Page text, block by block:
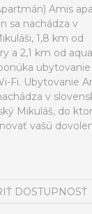
Amis
sa nachádza v
1,8 km od
a 2,1 km od
Fi. Ubytovanie
v
Mikuláš, do
vašú
DOSTUPNOSŤ